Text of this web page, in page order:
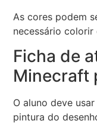
As cores podem
necessário colorir
Ficha de
Minecraft
O aluno deve
pintura do